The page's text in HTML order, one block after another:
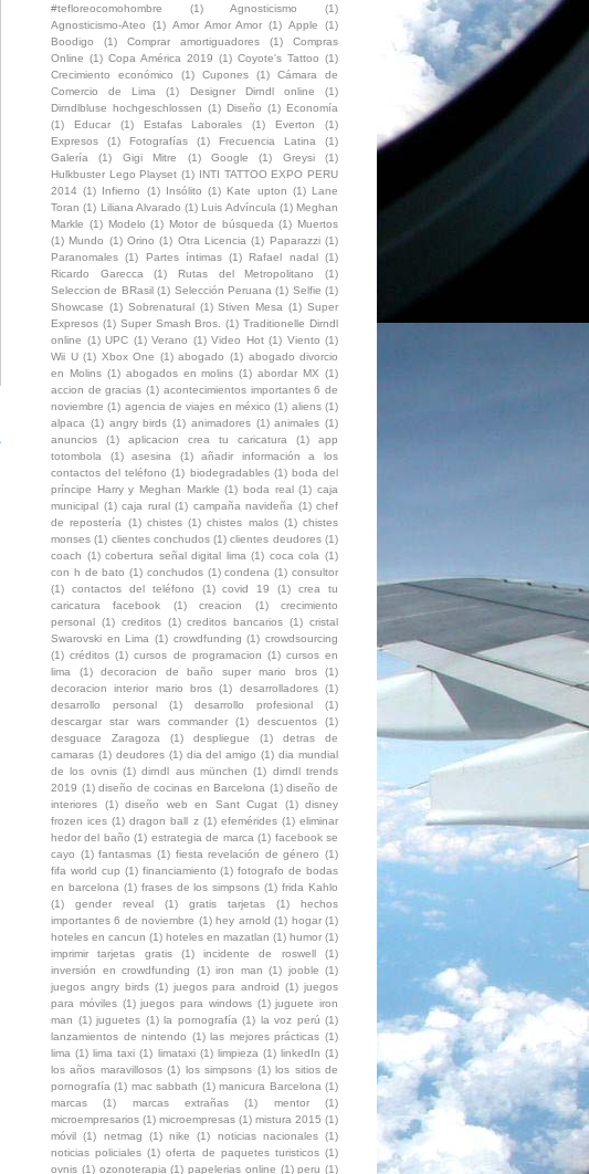
#tefloreocomohombre (1) Agnosticismo
(1)
Agnosticismo-Ateo
(1) Amor Amor Amor (1) Apple
(1)
Boodigo
(1) Comprar amortiguadores (1)
Compras
Online (1) Copa América 2019 (1) Coyote's Tattoo (1)
Crecimiento económico
(1) Cupones (1)
Cámara de
Comercio de Lima
(1) Designer Dirndl online
(1)
Dirndlbluse hochgeschlossen (1) Diseño (1) Economía
(1)
Educar (1) Estafas Laborales (1) Everton
(1)
Expresos
(1) Fotografías (1) Frecuencia Latina
(1)
Galería
(1) Gigi Mitre (1) Google (1) Greysi
(1)
Hulkbuster Lego Playset (1) INTI TATTOO EXPO PERU
2014 (1) Infierno (1) Insólito (1) Kate upton (1) Lane
Toran (1) Liliana Alvarado (1) Luis Advíncula (1) Meghan
Markle (1) Modelo (1) Motor de búsqueda (1) Muertos
(1) Mundo (1) Orino (1) Otra Licencia (1) Paparazzi (1)
Paranomales (1) Partes íntimas (1) Rafael nadal (1)
Ricardo Garecca
(1) Rutas del Metropolitano
(1)
Seleccion de BRasil (1) Selección Peruana (1) Selfie (1)
Showcase (1) Sobrenatural (1) Stiven Mesa (1) Super
Expresos (1) Super Smash Bros. (1) Traditionelle Dirndl
online (1) UPC (1) Verano (1) Video Hot (1) Viento (1)
Wii U (1) Xbox One (1) abogado (1) abogado divorcio
en Molins (1) abogados en molins (1) abordar MX (1)
accion de gracias (1) acontecimientos importantes 6 de
noviembre (1) agencia de viajes en méxico (1) aliens (1)
alpaca (1) angry birds (1) animadores (1) animales (1)
anuncios
(1) aplicacion crea tu caricatura (1)
app
totombola
(1) asesina (1)
añadir información a los
contactos del teléfono (1) biodegradables (1) boda del
príncipe Harry y Meghan Markle (1) boda real (1) caja
municipal (1) caja rural (1) campaña navideña (1) chef
de repostería (1) chistes (1) chistes malos (1) chistes
monses (1) clientes conchudos (1) clientes deudores (1)
coach (1) cobertura señal digital lima (1) coca cola (1)
con h de bato (1) conchudos (1) condena (1) consultor
(1)
contactos del teléfono (1) covid 19 (1)
crea tu
caricatura facebook
(1) creacion (1)
crecimiento
personal (1) creditos (1) creditos bancarios (1) cristal
Swarovski en Lima (1) crowdfunding (1) crowdsourcing
(1) créditos (1) cursos de programacion (1) cursos en
lima
(1) decoracion de baño super mario bros
(1)
decoracion interior mario bros (1) desarrolladores (1)
desarrollo personal
(1) desarrollo profesional
(1)
descargar star wars commander
(1) descuentos
(1)
desguace Zaragoza
(1) despliegue (1)
detras de
camaras (1) deudores (1) dia del amigo (1) dia mundial
de los ovnis (1) dirndl aus münchen (1) dirndl trends
2019 (1) diseño de cocinas en Barcelona (1) diseño de
interiores
(1) diseño web en Sant Cugat (1) disney
frozen ices (1) dragon ball z (1) efemérides (1) eliminar
hedor del baño (1) estrategia de marca (1) facebook se
cayo (1) fantasmas (1) fiesta revelación de género (1)
fifa world cup (1) financiamiento (1) fotografo de bodas
en barcelona (1) frases de los simpsons (1) frida Kahlo
(1)
gender reveal (1) gratis tarjetas (1)
hechos
importantes 6 de noviembre (1) hey arnold (1) hogar (1)
hoteles en cancun (1) hoteles en mazatlan (1) humor (1)
imprimir tarjetas gratis
(1) incidente de roswell
(1)
inversión en crowdfunding
(1) iron man (1) jooble (1)
juegos angry birds (1) juegos para android (1) juegos
para móviles (1) juegos para windows (1) juguete iron
man (1) juguetes (1) la pornografía (1) la voz perú (1)
lanzamientos de nintendo (1) las mejores prácticas (1)
lima (1) lima taxi (1) limataxi (1) limpieza (1) linkedIn (1)
los años maravillosos (1) los simpsons (1) los sitios de
pornografía (1) mac sabbath (1) manicura Barcelona (1)
marcas
(1) marcas extrañas (1) mentor
(1)
microempresarios (1) microempresas (1) mistura 2015 (1)
móvil (1) netmag (1) nike (1) noticias nacionales (1)
noticias policiales (1) oferta de paquetes turisticos (1)
ovnis (1) ozonoterapia (1) papelerias online (1) peru (1)